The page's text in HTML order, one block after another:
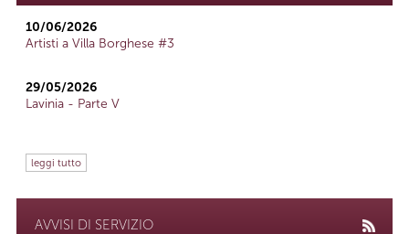
10/06/2026
Artisti a Villa Borghese #3
29/05/2026
Lavinia - Parte V
leggi tutto
AVVISI DI SERVIZIO